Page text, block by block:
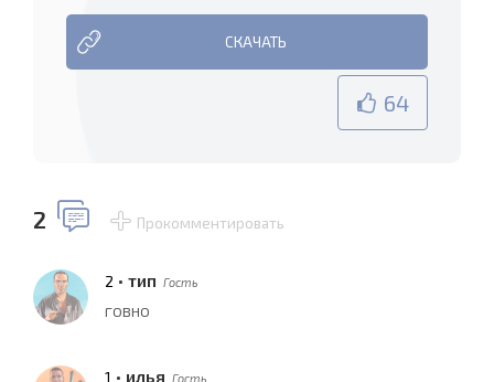
СКАЧАТЬ
64
2 Прокомментировать
2 • тип Гость
говно
1 • илья Гость